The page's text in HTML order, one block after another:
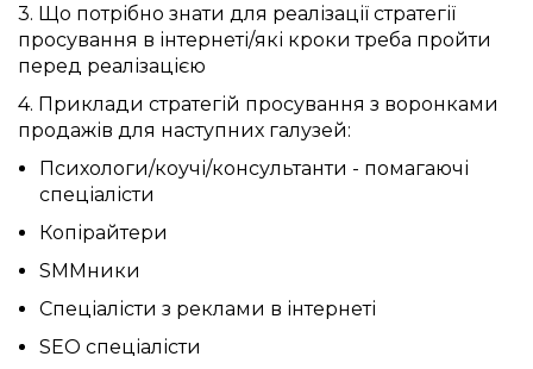
3. Що потрібно знати для реалізації стратегії
просування в інтернеті/які кроки треба пройти
перед реалізацією
4. Приклади стратегій просування з воронками
продажів для наступних галузей:
Психологи/коучі/консультанти - помагаючі
спеціалісти
Копірайтери
SMMники
Спеціалісти з реклами в інтернеті
SEO спеціалісти